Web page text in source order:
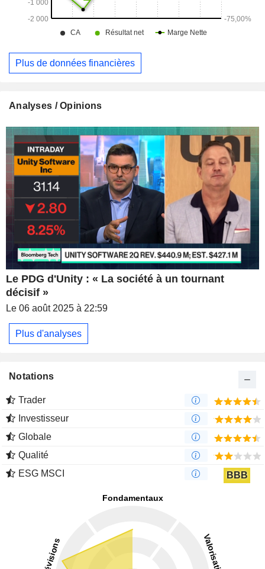
Plus de données financières
Analyses / Opinions
Le PDG d'Unity : « La société à un tournant
décisif »
Le 06 août 2025 à 22:59
Plus d'analyses
Notations
Trader
Investisseur
Globale
Qualité
ESG MSCI
BBB